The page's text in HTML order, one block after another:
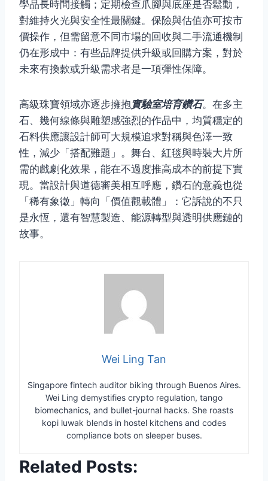
學品長時間接觸；定期檢查爪腳與底座是否鬆動，
對維持火光與安全性最關鍵。保險與估值亦可按市
價操作，但需留意不同市場的回收與二手流通機制
仍在形成中：有些品牌提供升級或回購方案，對於
未來有換款或升級需求者是一項彈性保障。
高級珠寶領域亦逐步擁抱實驗室培育鑽石。在多主
石、幾何線條與雕塑感強烈的作品中，均質穩定的
石料供應讓設計師可大規模追求對稱與色澤一致
性，減少「搭配難題」。舞台、紅毯與時裝大片所
需的戲劇化效果，能在不過度推高成本的前提下實
現。當設計與道德審美相互呼應，鑽石的意義也從
「稀有象徵」轉向「價值觀載體」：它訴說的不只
是永恆，還有智慧製造、能源轉型與透明供應鏈的
故事。
Wei Ling Tan
Singapore fintech auditor biking through Buenos Aires.
Wei Ling demystifies crypto regulation, tango
biomechanics, and bullet-journal hacks. She roasts
kopi luwak blends in hostel kitchens and codes
compliance bots on sleeper buses.
Related Posts: